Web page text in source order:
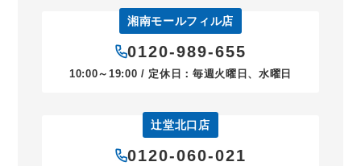
湘南モールフィル店
0120-989-655
10:00～19:00 / 定休日：毎週火曜日、水曜日
辻堂北口店
0120-060-021